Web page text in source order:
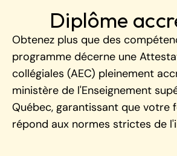
Diplôme
Obtenez plus que des
programme décerne une
collégiales (AEC) pleinement
ministère de l'Enseignement
Québec, garantissant que votre
répond aux normes strictes de